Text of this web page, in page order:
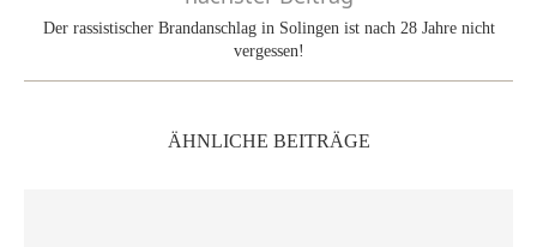
Der rassistischer Brandanschlag in Solingen ist nach 28 Jahre nicht
vergessen!
ÄHNLICHE BEITRÄGE